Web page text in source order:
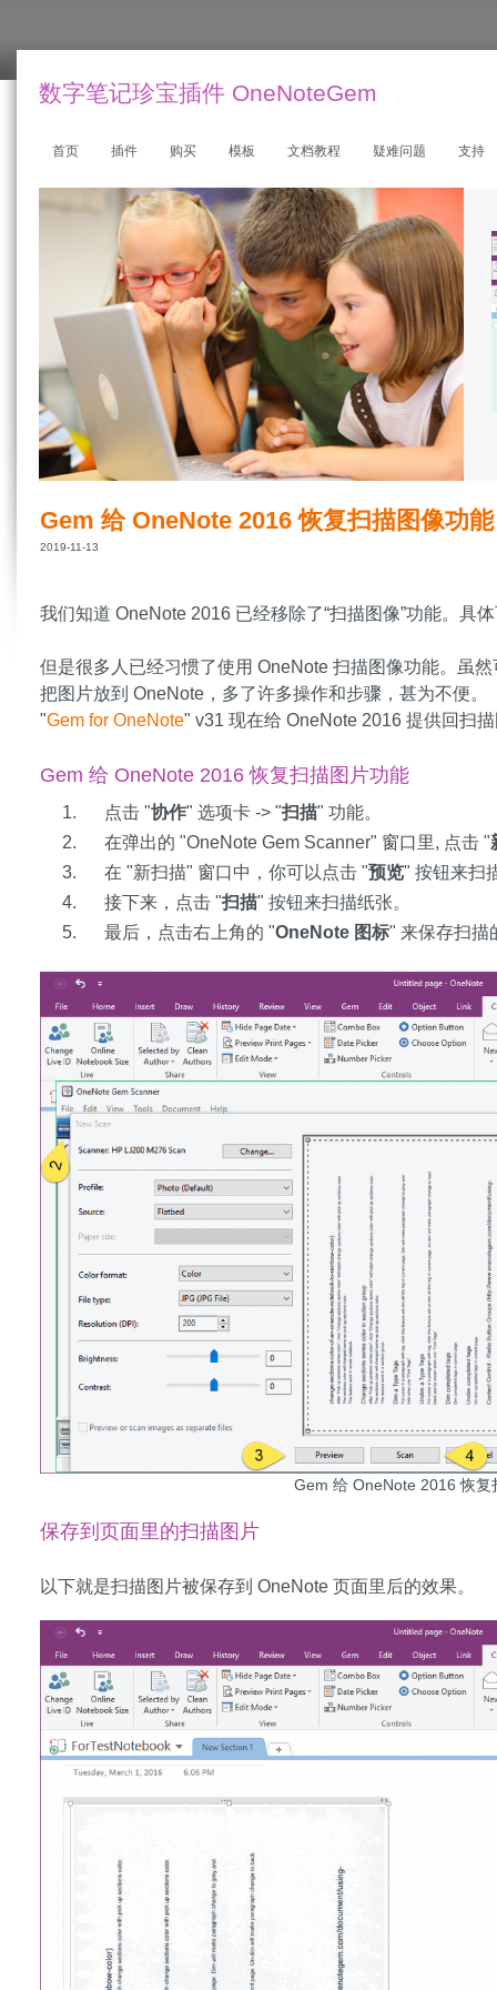
数字笔记珍宝插件 OneNoteGem
首页 插件 购买 模板 文档教程 疑难问题 支持
Gem 给 OneNote 2016 恢复扫描图像功
2019-11-13
我们知道 OneNote 2016 已经移除了“扫描图像”功能。具
但是很多人已经习惯了使用 OneNote 扫描图像功能。虽
把图片放到 OneNote，多了许多操作和步骤，甚为不便。
"Gem for OneNote" v31 现在给 OneNote 2016 提供回扫
Gem 给 OneNote 2016 恢复扫描图片功能
点击 "协作" 选项卡 -> "扫描" 功能。
在弹出的 "OneNote Gem Scanner" 窗口里, 点击 "
在 "新扫描" 窗口中，你可以点击 "预览" 按钮来扫
接下来，点击 "扫描" 按钮来扫描纸张。
最后，点击右上角的 "OneNote 图标" 来保存扫描
Gem 给 OneNote 2016 恢复
保存到页面里的扫描图片
以下就是扫描图片被保存到 OneNote 页面里后的效果。